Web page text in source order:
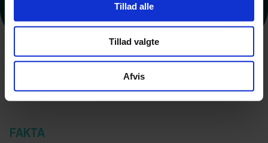
Tillad alle
Tillad valgte
Afvis
FAKTA